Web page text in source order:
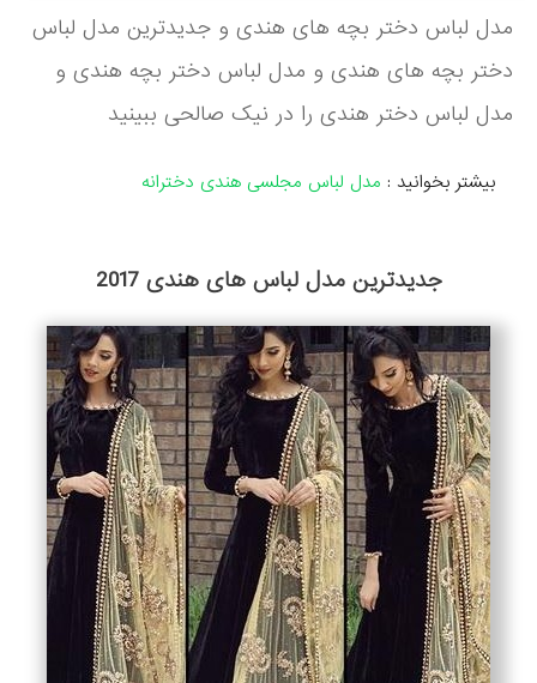
مدل لباس دختر بچه های هندی و جدیدترین مدل لباس
دختر بچه های هندی و مدل لباس دختر بچه هندی و
مدل لباس دختر هندی را در نیک صالحی ببینید
بیشتر بخوانید : مدل لباس مجلسی هندی دخترانه
جدیدترین مدل لباس های هندی 2017